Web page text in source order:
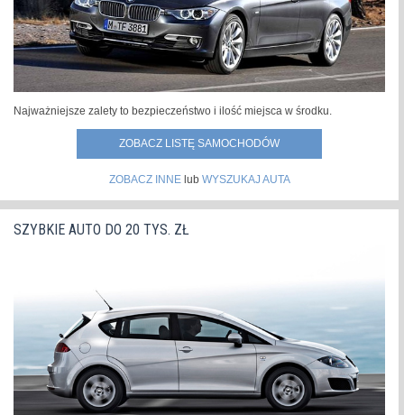
Najważniejsze zalety to bezpieczeństwo i ilość miejsca w środku.
ZOBACZ LISTĘ SAMOCHODÓW
ZOBACZ INNElub WYSZUKAJ AUTA
SZYBKIE AUTO DO 20 TYS. ZŁ